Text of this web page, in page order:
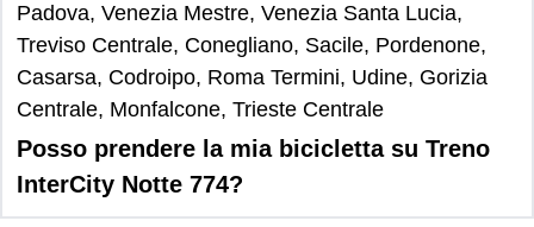
Padova, Venezia Mestre, Venezia Santa Lucia,
Treviso Centrale, Conegliano, Sacile, Pordenone,
Casarsa, Codroipo, Roma Termini, Udine, Gorizia
Centrale, Monfalcone, Trieste Centrale
Posso prendere la mia bicicletta su Treno
InterCity Notte 774?